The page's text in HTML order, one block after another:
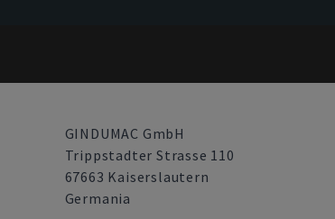
GINDUMAC GmbH
Trippstadter Strasse 110
67663 Kaiserslautern
Germania